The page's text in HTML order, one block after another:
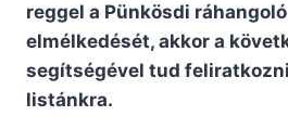
reggel a Pünkösdi
elmélkedését, akkor a
segítségével tud
listánkra.